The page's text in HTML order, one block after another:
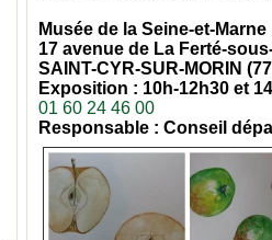
Musée de la Seine-et-Marne
17 avenue de La Ferté-
SAINT-CYR-SUR-MORIN
Exposition : 10h-12h30 et
01 60 24 46 00
Responsable : Conseil